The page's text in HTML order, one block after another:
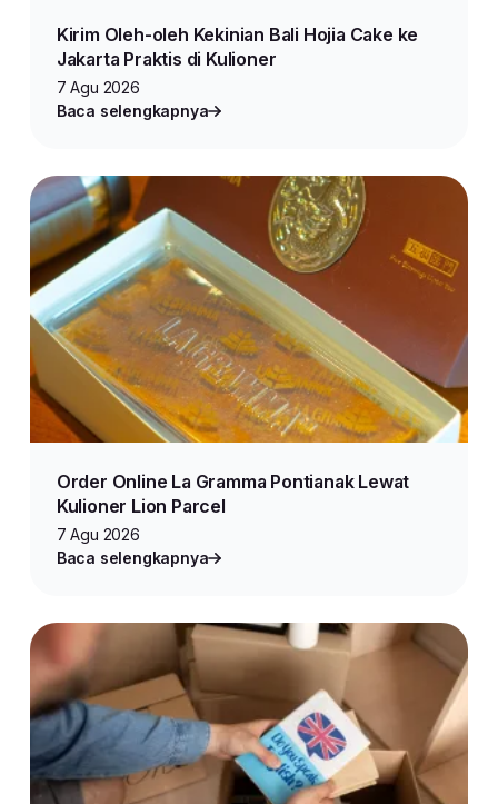
Kirim Oleh-oleh Kekinian Bali Hojia Cake ke
Jakarta Praktis di Kulioner
7 Agu 2026
Baca selengkapnya
Order Online La Gramma Pontianak Lewat
Kulioner Lion Parcel
7 Agu 2026
Baca selengkapnya